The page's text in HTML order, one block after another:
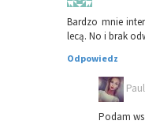
Bardzo mnie
lecą. No i brak
Odpowiedz
Podam